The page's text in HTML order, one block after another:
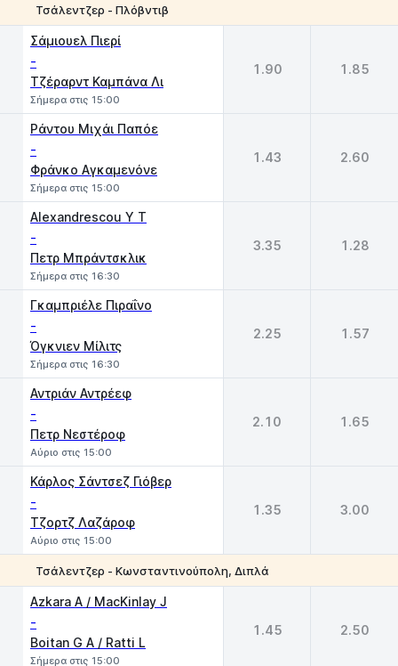
Τσάλεντζερ - Πλόβντιβ
Σάμιουελ Πιερί
-
Τζέραρντ Καμπάνα Λι
Σήμερα στις 15:00
1.90 1.85
Ράντου Μιχάι Παπόε
-
Φράνκο Αγκαμενόνε
Σήμερα στις 15:00
1.43 2.60
Alexandrescou Y T
-
Πετρ Μπράντσκλικ
Σήμερα στις 16:30
3.35 1.28
Γκαμπριέλε Πιραΐνο
-
Όγκνιεν Μίλιτς
Σήμερα στις 16:30
2.25 1.57
Αντριάν Αντρέεφ
-
Πετρ Νεστέροφ
Αύριο στις 15:00
2.10 1.65
Κάρλος Σάντσεζ Γιόβερ
-
Τζορτζ Λαζάροφ
Αύριο στις 15:00
1.35 3.00
Τσάλεντζερ - Κωνσταντινούπολη, Διπλά
Azkara A / MacKinlay J
-
Boitan G A / Ratti L
Σήμερα στις 15:00
1.45 2.50